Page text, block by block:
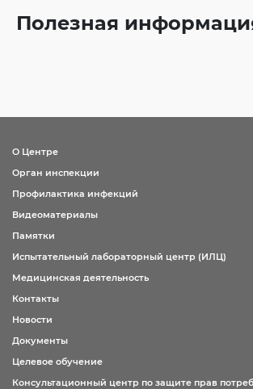
Полезная
О Центре
Орган инспекции
Профилактика инфекций
Видеоматериалы
Памятки
Испытательный лабораторный центр (ИЛЦ)
Медицинская деятельность
Контакты
Новости
Документы
Целевое обучение
Консультационный центр по защите прав